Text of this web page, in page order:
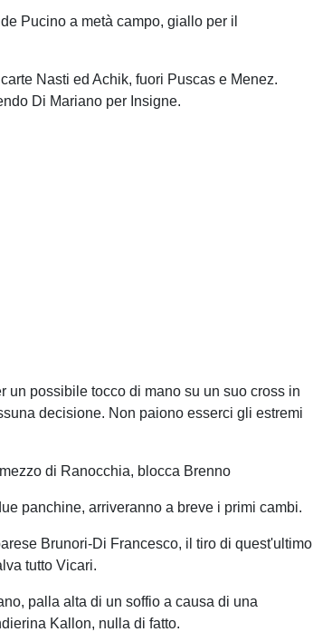
Pucino a metà campo, giallo per il
Nasti ed Achik, fuori Puscas e Menez.
Di Mariano per Insigne.
un possibile tocco di mano su un suo cross in
decisione. Non paiono esserci gli estremi
di Ranocchia, blocca Brenno
panchine, arriveranno a breve i primi cambi.
Brunori-Di Francesco, il tiro di quest'ultimo
tutto Vicari.
palla alta di un soffio a causa di una
Kallon, nulla di fatto.